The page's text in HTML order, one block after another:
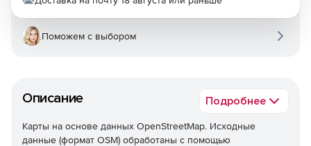
Описание Подробнее
Карты на основе данных OpenStreetMap. Исходные
данные (формат OSM) обработаны c помощью
Поможем с выбором